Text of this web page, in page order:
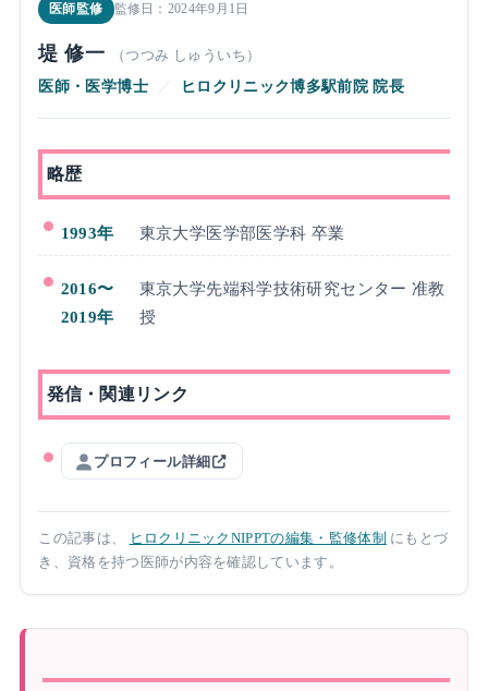
医師監修 監修日：2024年9月1日
堤 修一
（つつみ しゅういち）
医師・医学博士
／ ヒロクリニック博多駅前院 院長
略歴
1993年 東京大学医学部医学科 卒業
2016〜
2019年
東京大学先端科学技術研究センター 准教
授
発信・関連リンク
プロフィール詳細
この記事は、 ヒロクリニックNIPPTの編集・監修体制 にもとづ
き、資格を持つ医師が内容を確認しています。